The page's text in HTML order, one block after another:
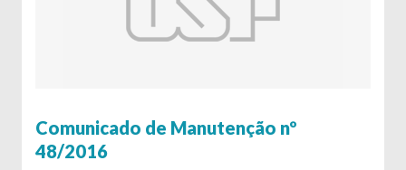
Comunicado de Manutenção nº
48/2016